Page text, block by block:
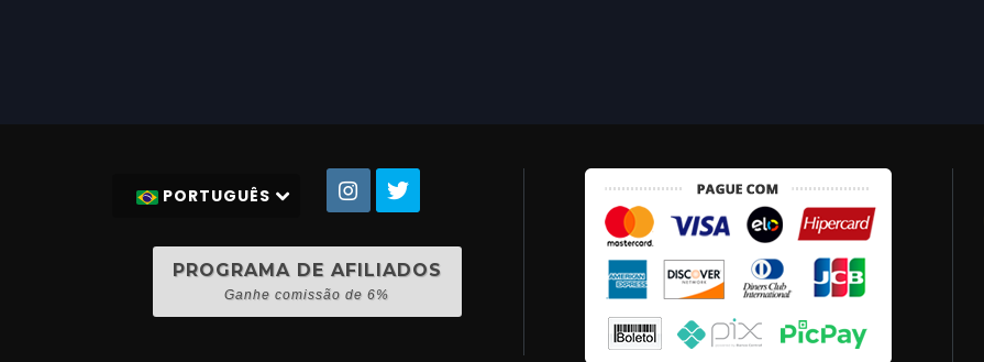
PORTUGUÊS
PROGRAMA DE AFILIADOS
Ganhe comissão de 6%